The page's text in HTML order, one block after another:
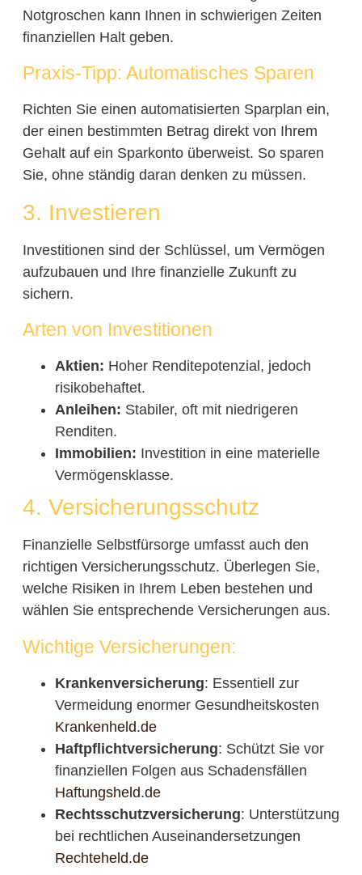
Notgroschen kann Ihnen in schwierigen Zeiten
finanziellen Halt geben.
Praxis-Tipp: Automatisches Sparen
Richten Sie einen automatisierten Sparplan ein,
der einen bestimmten Betrag direkt von Ihrem
Gehalt auf ein Sparkonto überweist. So sparen
Sie, ohne ständig daran denken zu müssen.
3. Investieren
Investitionen sind der Schlüssel, um Vermögen
aufzubauen und Ihre finanzielle Zukunft zu
sichern.
Arten von Investitionen
Aktien: Hoher Renditepotenzial, jedoch
risikobehaftet.
Anleihen: Stabiler, oft mit niedrigeren
Renditen.
Immobilien: Investition in eine materielle
Vermögensklasse.
4. Versicherungsschutz
Finanzielle Selbstfürsorge umfasst auch den
richtigen Versicherungsschutz. Überlegen Sie,
welche Risiken in Ihrem Leben bestehen und
wählen Sie entsprechende Versicherungen aus.
Wichtige Versicherungen:
Krankenversicherung: Essentiell zur
Vermeidung enormer Gesundheitskosten
Krankenheld.de
Haftpflichtversicherung: Schützt Sie vor
finanziellen Folgen aus Schadensfällen
Haftungsheld.de
Rechtsschutzversicherung: Unterstützung
bei rechtlichen Auseinandersetzungen
Rechteheld.de